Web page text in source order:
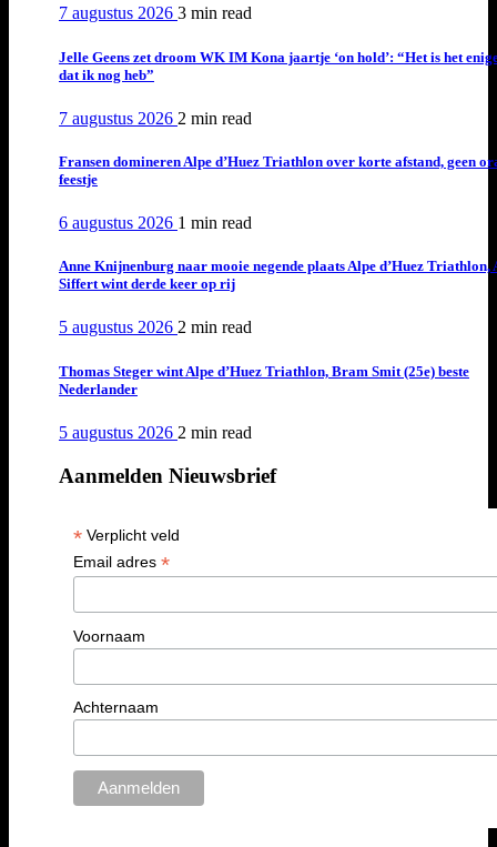
7 augustus 2026 3 min read
Jelle Geens zet droom WK IM Kona jaartje ‘on hold’: “Het is het
dat ik nog heb”
7 augustus 2026 2 min read
Fransen domineren Alpe d’Huez Triathlon over korte afstand, geen
feestje
6 augustus 2026 1 min read
Anne Knijnenburg naar mooie negende plaats Alpe d’Huez Triathlon,
Siffert wint derde keer op rij
5 augustus 2026 2 min read
Thomas Steger wint Alpe d’Huez Triathlon, Bram Smit (25e) beste
Nederlander
5 augustus 2026 2 min read
Aanmelden Nieuwsbrief
*Verplicht veld
Email adres *
Voornaam
Achternaam